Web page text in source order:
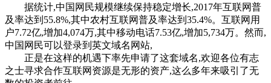
据统计,中国网民规模继续保持稳定增长,2017年互联网普
及率达到55.8%,其中农村互联网普及率达到35.4%。互联网用
户7.72亿,增加4,074万,其中移动电话7.53亿,增加5,734万。然而,
中国网民可以登录到英文域名网站,
正是在这样的机遇下率先申请了这套域名,欢迎各位有志
之士寻求合作互联网资源是无形的资产,这么多年来吸引了无